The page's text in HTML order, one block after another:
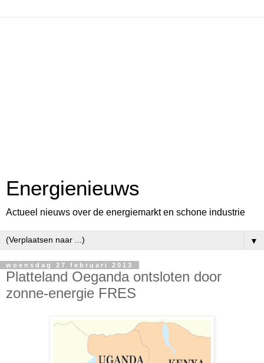
Energienieuws
Actueel nieuws over de energiemarkt en schone industrie
▼
woensdag 27 februari 2013
Platteland Oeganda ontsloten door
zonne-energie FRES